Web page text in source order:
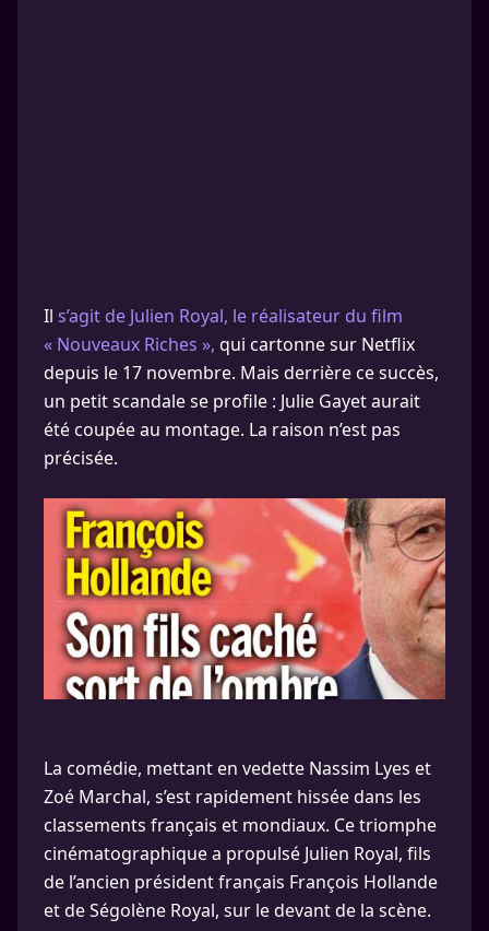
Il s’agit de Julien Royal, le réalisateur du film
« Nouveaux Riches », qui cartonne sur Netflix
depuis le 17 novembre. Mais derrière ce succès,
un petit scandale se profile : Julie Gayet aurait
été coupée au montage. La raison n’est pas
précisée.
La comédie, mettant en vedette Nassim Lyes et
Zoé Marchal, s’est rapidement hissée dans les
classements français et mondiaux. Ce triomphe
cinématographique a propulsé Julien Royal, fils
de l’ancien président français François Hollande
et de Ségolène Royal, sur le devant de la scène.